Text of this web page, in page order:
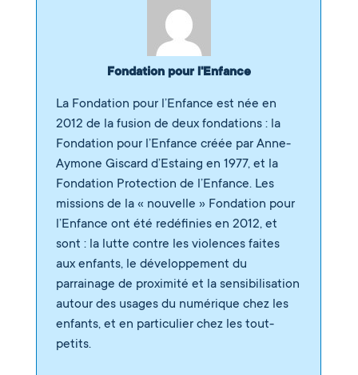
Fondation pour l'Enfance
La Fondation pour l’Enfance est née en
2012 de la fusion de deux fondations : la
Fondation pour l’Enfance créée par Anne-
Aymone Giscard d’Estaing en 1977, et la
Fondation Protection de l’Enfance. Les
missions de la « nouvelle » Fondation pour
l’Enfance ont été redéfinies en 2012, et
sont : la lutte contre les violences faites
aux enfants, le développement du
parrainage de proximité et la sensibilisation
autour des usages du numérique chez les
enfants, et en particulier chez les tout-
petits.